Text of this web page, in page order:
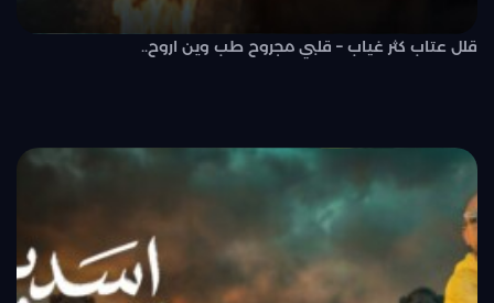
قلل عتاب كثر غياب – قلبي مجروح طب وين اروح..